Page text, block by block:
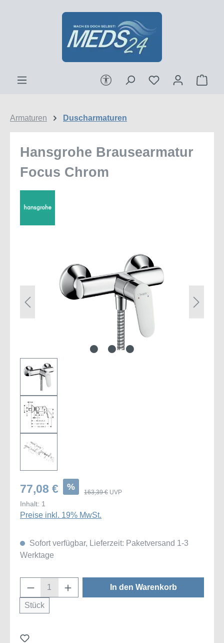
Zum Hauptinhalt springen
Werkzeugleiste anzeigen
Armaturen Duscharmaturen
Hansgrohe Brausearmatur
Focus Chrom
77,08 € %
163,39 € UVP
Inhalt: 1
Preise inkl. 19% MwSt.
Sofort verfügbar, Lieferzeit: Paketversand 1-3
Werktage
Produkt Anzahl: Gib den gewünschten
Stück
In den Warenkorb